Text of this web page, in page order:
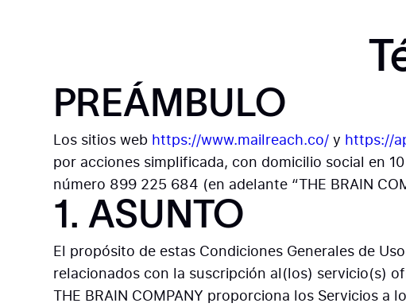
PREÁMBULO
Los sitios web https://www.mailreach.co/ y https://
por acciones simplificada, con domicilio social en
número 899 225 684 (en adelante “THE BRAIN
1. ASUNTO
El propósito de estas Condiciones Generales de
relacionados con la suscripción al(los) servicio(s)
THE BRAIN COMPANY proporciona los Servicios